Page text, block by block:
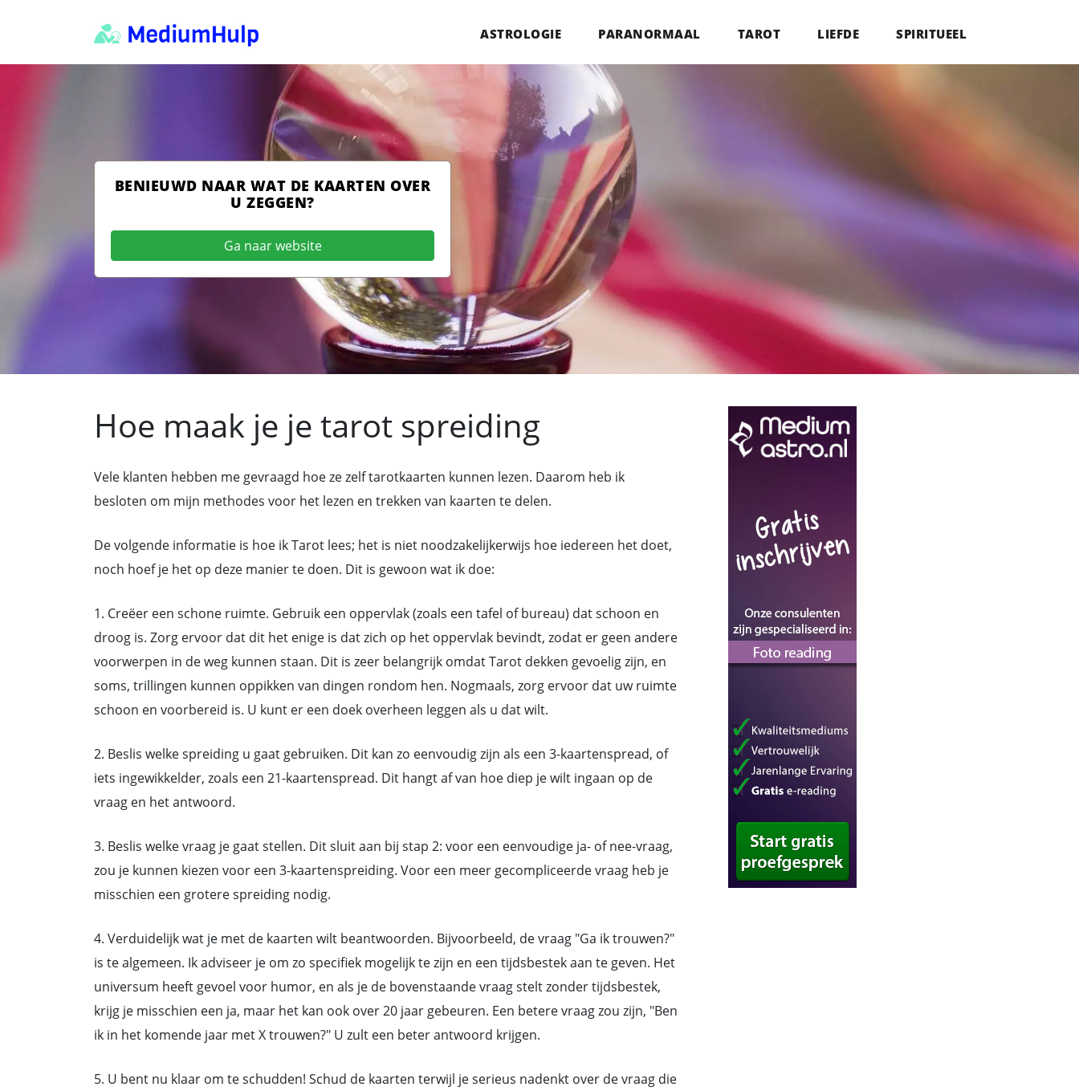
ASTROLOGIE PARANORMAAL TAROT LIEFDE SPIRITUEEL
BENIEUWD NAAR WAT DE KAARTEN OVER
U ZEGGEN?
Ga naar website
Hoe maak je je tarot spreiding
Vele klanten hebben me gevraagd hoe ze zelf tarotkaarten kunnen lezen. Daarom heb ik
besloten om mijn methodes voor het lezen en trekken van kaarten te delen.
De volgende informatie is hoe ik Tarot lees; het is niet noodzakelijkerwijs hoe iedereen het doet,
noch hoef je het op deze manier te doen. Dit is gewoon wat ik doe:
1. Creëer een schone ruimte. Gebruik een oppervlak (zoals een tafel of bureau) dat schoon en
droog is. Zorg ervoor dat dit het enige is dat zich op het oppervlak bevindt, zodat er geen andere
voorwerpen in de weg kunnen staan. Dit is zeer belangrijk omdat Tarot dekken gevoelig zijn, en
soms, trillingen kunnen oppikken van dingen rondom hen. Nogmaals, zorg ervoor dat uw ruimte
schoon en voorbereid is. U kunt er een doek overheen leggen als u dat wilt.
2. Beslis welke spreiding u gaat gebruiken. Dit kan zo eenvoudig zijn als een 3-kaartenspread, of
iets ingewikkelder, zoals een 21-kaartenspread. Dit hangt af van hoe diep je wilt ingaan op de
vraag en het antwoord.
3. Beslis welke vraag je gaat stellen. Dit sluit aan bij stap 2: voor een eenvoudige ja- of nee-vraag,
zou je kunnen kiezen voor een 3-kaartenspreiding. Voor een meer gecompliceerde vraag heb je
misschien een grotere spreiding nodig.
4. Verduidelijk wat je met de kaarten wilt beantwoorden. Bijvoorbeeld, de vraag "Ga ik trouwen?"
is te algemeen. Ik adviseer je om zo specifiek mogelijk te zijn en een tijdsbestek aan te geven. Het
universum heeft gevoel voor humor, en als je de bovenstaande vraag stelt zonder tijdsbestek,
krijg je misschien een ja, maar het kan ook over 20 jaar gebeuren. Een betere vraag zou zijn, "Ben
ik in het komende jaar met X trouwen?" U zult een beter antwoord krijgen.
5. U bent nu klaar om te schudden! Schud de kaarten terwijl je serieus nadenkt over de vraag die